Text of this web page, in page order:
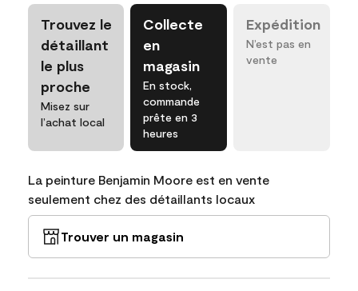
Trouvez le
détaillant
le plus
proche
Misez sur
l’achat local
Collecte
en
magasin
En stock,
commande
prête en 3
heures
Expédition
N’est pas en
vente
La peinture Benjamin Moore est en vente
seulement chez des détaillants locaux
Trouver un magasin